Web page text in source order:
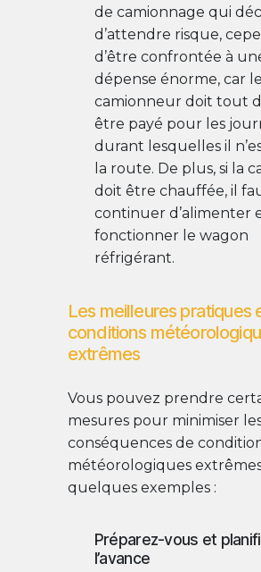
de camionnage qui
d’attendre risque,
d’être confrontée à
dépense énorme, car le
camionneur doit tout
être payé pour les
durant lesquelles il
la route. De plus, si la
doit être chauffée, il
continuer d’alimenter
fonctionner le wagon
réfrigérant.
Les meilleures pratiques
conditions
extrêmes
Vous pouvez prendre
mesures pour minimiser
conséquences de
météorologiques
quelques exemples :
Préparez-vous et
l’avance